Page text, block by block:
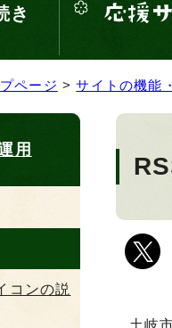
き
ページ >サイトの機能
土岐
用
コンの説